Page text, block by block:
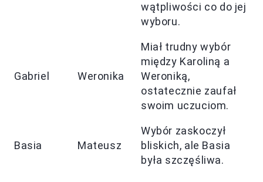
wątpliwości co do jej
wyboru.
Gabriel Weronika
Miał trudny wybór
między Karoliną a
Weroniką,
ostatecznie zaufał
swoim uczuciom.
Basia Mateusz
Wybór zaskoczył
bliskich, ale Basia
była szczęśliwa.